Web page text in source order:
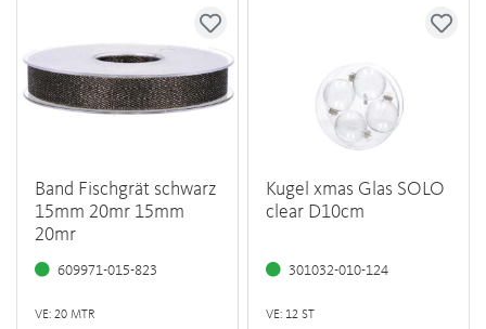
Band Fischgrät schwarz
15mm 20mr 15mm
20mr
609971-015-823
VE: 20 MTR
Kugel xmas Glas SOLO
clear D10cm
301032-010-124
VE: 12 ST